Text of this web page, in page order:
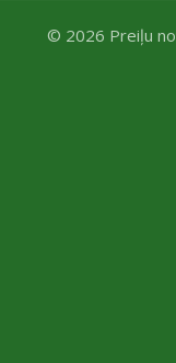
© 2026 Preiļu